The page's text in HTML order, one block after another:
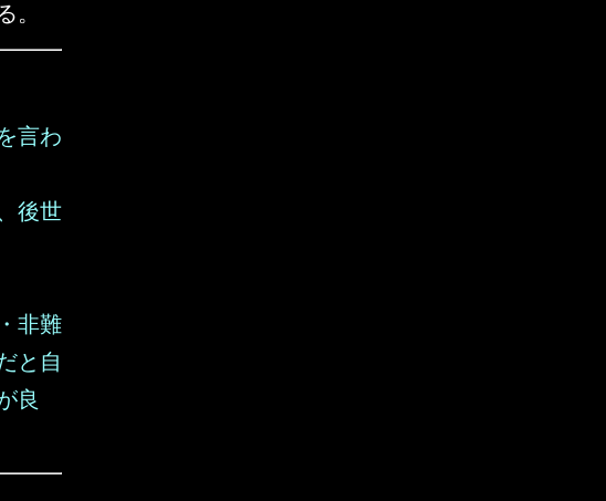
。
言わ
後世
非難
と自
良